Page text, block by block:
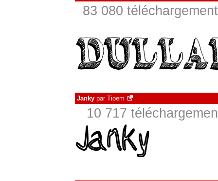
83 080
Janky par Tioem
10 717